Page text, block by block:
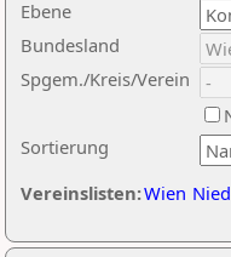
Ebene
Sortierung
Bundesland
Spgem./Kreis/Verein
Vereinslisten:Wien